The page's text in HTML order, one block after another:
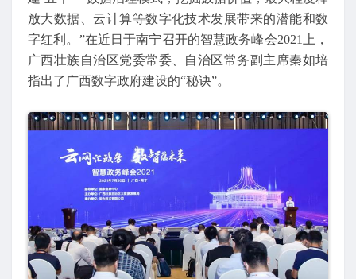
放大数据、云计算等数字化技术发展带来的潜能和数
字红利。”在近日于南宁召开的智慧政务峰会2021上，
广西壮族自治区党委常委、自治区常务副主席秦如培
指出了广西数字政府建设的“秘诀”。